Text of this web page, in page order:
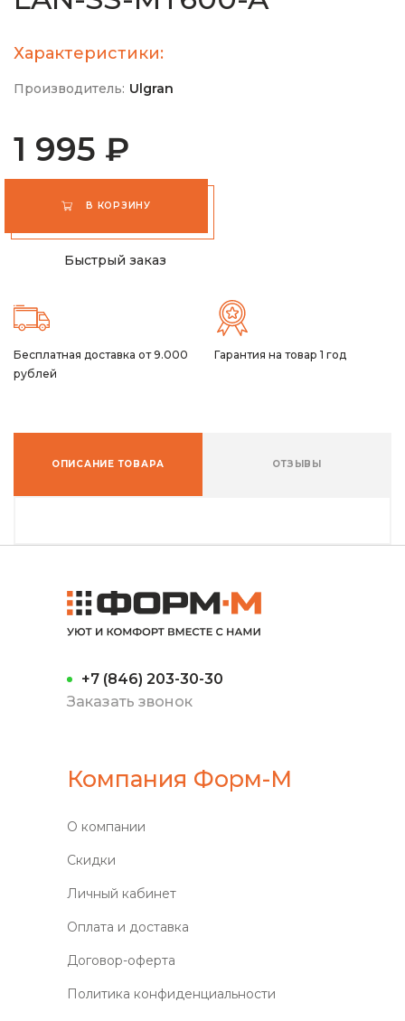
Характеристики:
Производитель: Ulgran
1 995 ₽
В КОРЗИНУ
Быстрый заказ
Бесплатная доставка от 9.000
рублей
Гарантия на товар 1 год
ОПИСАНИЕ ТОВАРА ОТЗЫВЫ
+7 (846) 203-30-30
Заказать звонок
Компания Форм-М
О компании
Скидки
Личный кабинет
Оплата и доставка
Договор-оферта
Политика конфиденциальности